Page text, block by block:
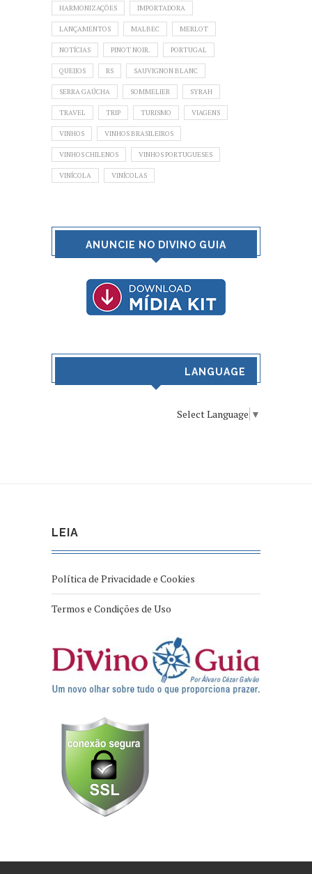
HARMONIZAÇÕES IMPORTADORA
LANÇAMENTOS MALBEC MERLOT
NOTÍCIAS PINOT NOIR. PORTUGAL
QUEIJOS RS SAUVIGNON BLANC
SERRA GAÚCHA SOMMELIER SYRAH
TRAVEL TRIP TURISMO VIAGENS
VINHOS VINHOS BRASILEIROS
VINHOS CHILENOS VINHOS PORTUGUESES
VINÍCOLA VINÍCOLAS
ANUNCIE NO DIVINO GUIA
LANGUAGE
Select Language ▼
LEIA
Política de Privacidade e Cookies
Termos e Condições de Uso